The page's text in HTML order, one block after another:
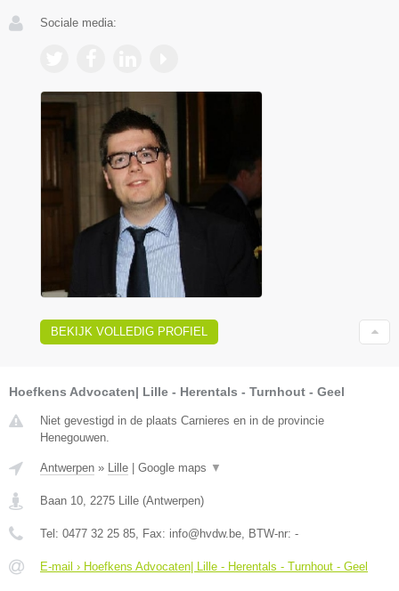
Sociale media:
BEKIJK VOLLEDIG PROFIEL
Hoefkens Advocaten| Lille - Herentals - Turnhout - Geel
Niet gevestigd in de plaats Carnieres en in de provincie
Henegouwen.
Antwerpen » Lille | Google maps ▼
Baan 10 2275 Lille (Antwerpen)
Tel: 0477 32 25 85 , Fax: info@hvdw.be , BTW-nr: -
E-mail › Hoefkens Advocaten| Lille - Herentals - Turnhout - Geel